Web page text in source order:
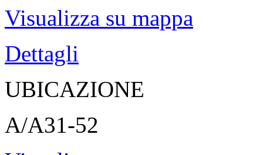
Visualizza su mappa
Dettagli
UBICAZIONE
A/A31-52